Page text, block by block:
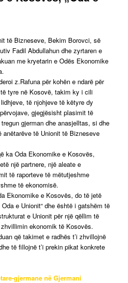
të Bizneseve, Bekim Borovci, së
Fadil Abdullahun dhe zyrtaren e
me kryetarin e Odës Ekonomike
z.Rafuna për kohën e ndarë për
tyre në Kosovë, takim ky i cili
të njohjeve të këtyre dy
gjegjësisht plasimit të
gjerman dhe anasjelltas, si dhe
të Unionit të Bizneseve
ka Oda Ekonomike e Kosovës,
një partnere, një aleate e
të raporteve të mëtutjeshme
të ekonomisë.
Ekonomike e Kosovës, do të jetë
e Unionit“ dhe është i gatshëm të
e Unionit për një qëllim të
ekonomik të Kosovës.
që takimet e radhës t’i zhvillojnë
të fillojnë t’i prekin pikat konkrete
gjermane në Gjermani